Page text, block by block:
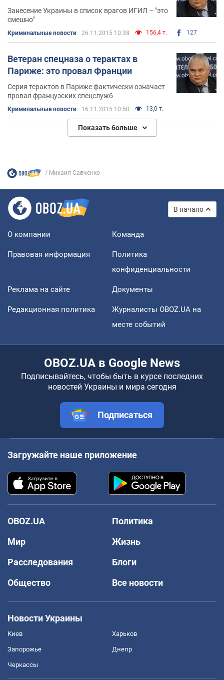
Занесение Украины в список врагов ИГИЛ – "это
смешно"
Криминальные новости 26.11.2015 10:38 156,4 т. 127
Ветеран спецназа о терактах в
Париже: это провал Франции
Серия терактов в Париже фактически означает
провал французских спецслужб
Криминальные новости 16.11.2015 10:50 13,0 т.
Показать больше
Михаил Савченко
В начало
О компании Команда
Правовая информация
Политика
конфиденциальности
Реклама на сайте Документы
Редакционная политика
Журналисты OBOZ.UA на
месте событий
OBOZ.UA в Google News
Подписывайтесь, чтобы быть в курсе последних
новостей Украины и мира сегодня
Подписаться
Загружайте наше приложение
OBOZ.UA
Политика
Мир
Жизнь
Расследования
Блоги
Общество
Все новости
Новости Украины
Киев Харьков
Запорожье Днепр
Черкассы